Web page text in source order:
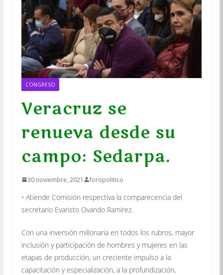
CONGRESO
Veracruz se
renueva desde su
campo: Sedarpa.
30 noviembre, 2021 foropolitico
• Atiende Comisión respectiva la comparecencia del
secretario Evaristo Ovando Ramírez.
Con una inversión millonaria en todos los rubros, mayor
inclusión y participación de hombres y mujeres en las
etapas de producción, un creciente impulso a la
capacitación y especialización, a la profundización,